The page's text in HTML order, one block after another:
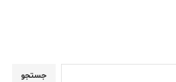
جستجو